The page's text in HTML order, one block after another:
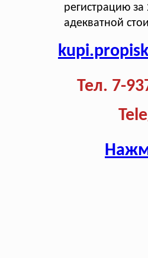
регистрацию за
адекватной
Тел. 7-